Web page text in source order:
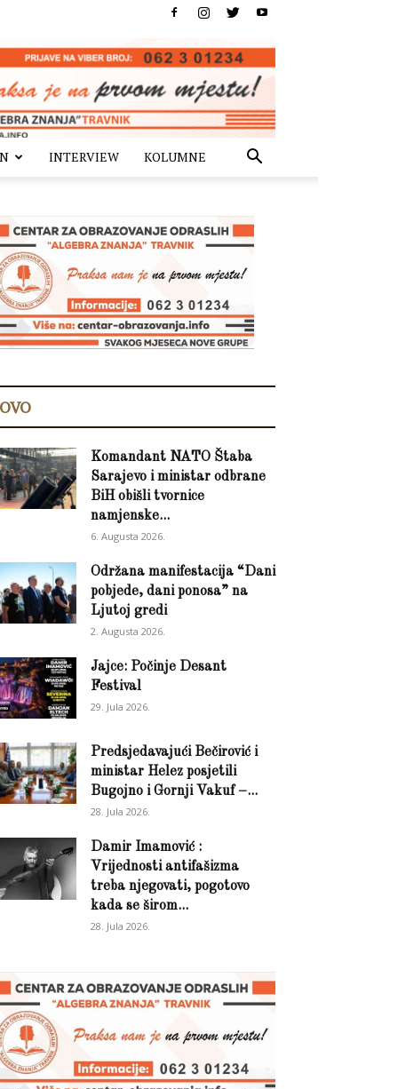
INTERVIEW KOLUMNE
Komandant NATO Štaba
Sarajevo i ministar odbrane
BiH obišli tvornice
namjenske...
6. Augusta 2026.
Održana manifestacija “Dani
pobjede, dani ponosa” na
Ljutoj gredi
2. Augusta 2026.
Jajce: Počinje Desant
Festival
29. Jula 2026.
Predsjedavajući Bečirović i
ministar Helez posjetili
Bugojno i Gornji Vakuf –...
28. Jula 2026.
Damir Imamović :
Vrijednosti antifašizma
treba njegovati, pogotovo
kada se širom...
28. Jula 2026.